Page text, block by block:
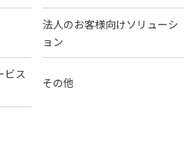
法人のお客様向けソリューシ
ョン
ビス
その他